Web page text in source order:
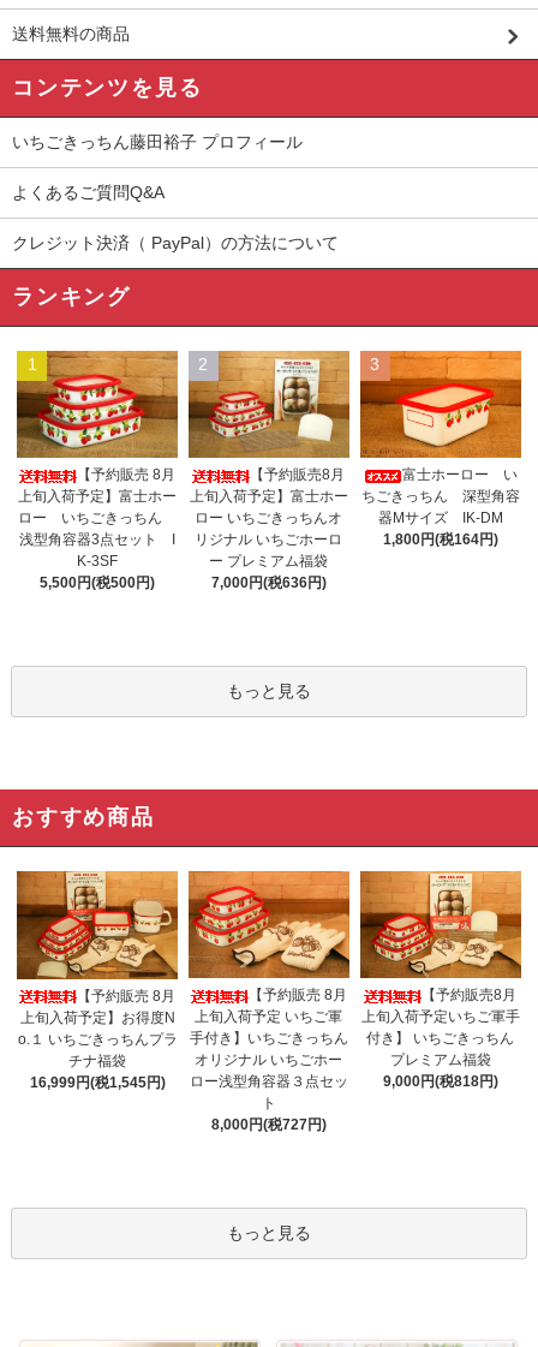
送料無料の商品
コンテンツを見る
いちごきっちん藤田裕子 プロフィール
よくあるご質問Q&A
クレジット決済（ PayPal）の方法について
ランキング
1
【予約販売 8月
上旬入荷予定】富士ホー
ロー いちごきっちん
浅型角容器3点セット I
K-3SF
5,500円(税500円)
2
【予約販売8月
上旬入荷予定】富士ホー
ロー いちごきっちんオ
リジナル いちごホーロ
ー プレミアム福袋
7,000円(税636円)
3
富士ホーロー い
ちごきっちん 深型角容
器Mサイズ IK-DM
1,800円(税164円)
もっと見る
おすすめ商品
【予約販売 8月
上旬入荷予定】お得度N
o.１ いちごきっちんプラ
チナ福袋
16,999円(税1,545円)
【予約販売 8月
上旬入荷予定 いちご軍
手付き】いちごきっちん
オリジナル いちごホー
ロー浅型角容器３点セッ
ト
8,000円(税727円)
【予約販売8月
上旬入荷予定いちご軍手
付き】 いちごきっちん
プレミアム福袋
9,000円(税818円)
もっと見る